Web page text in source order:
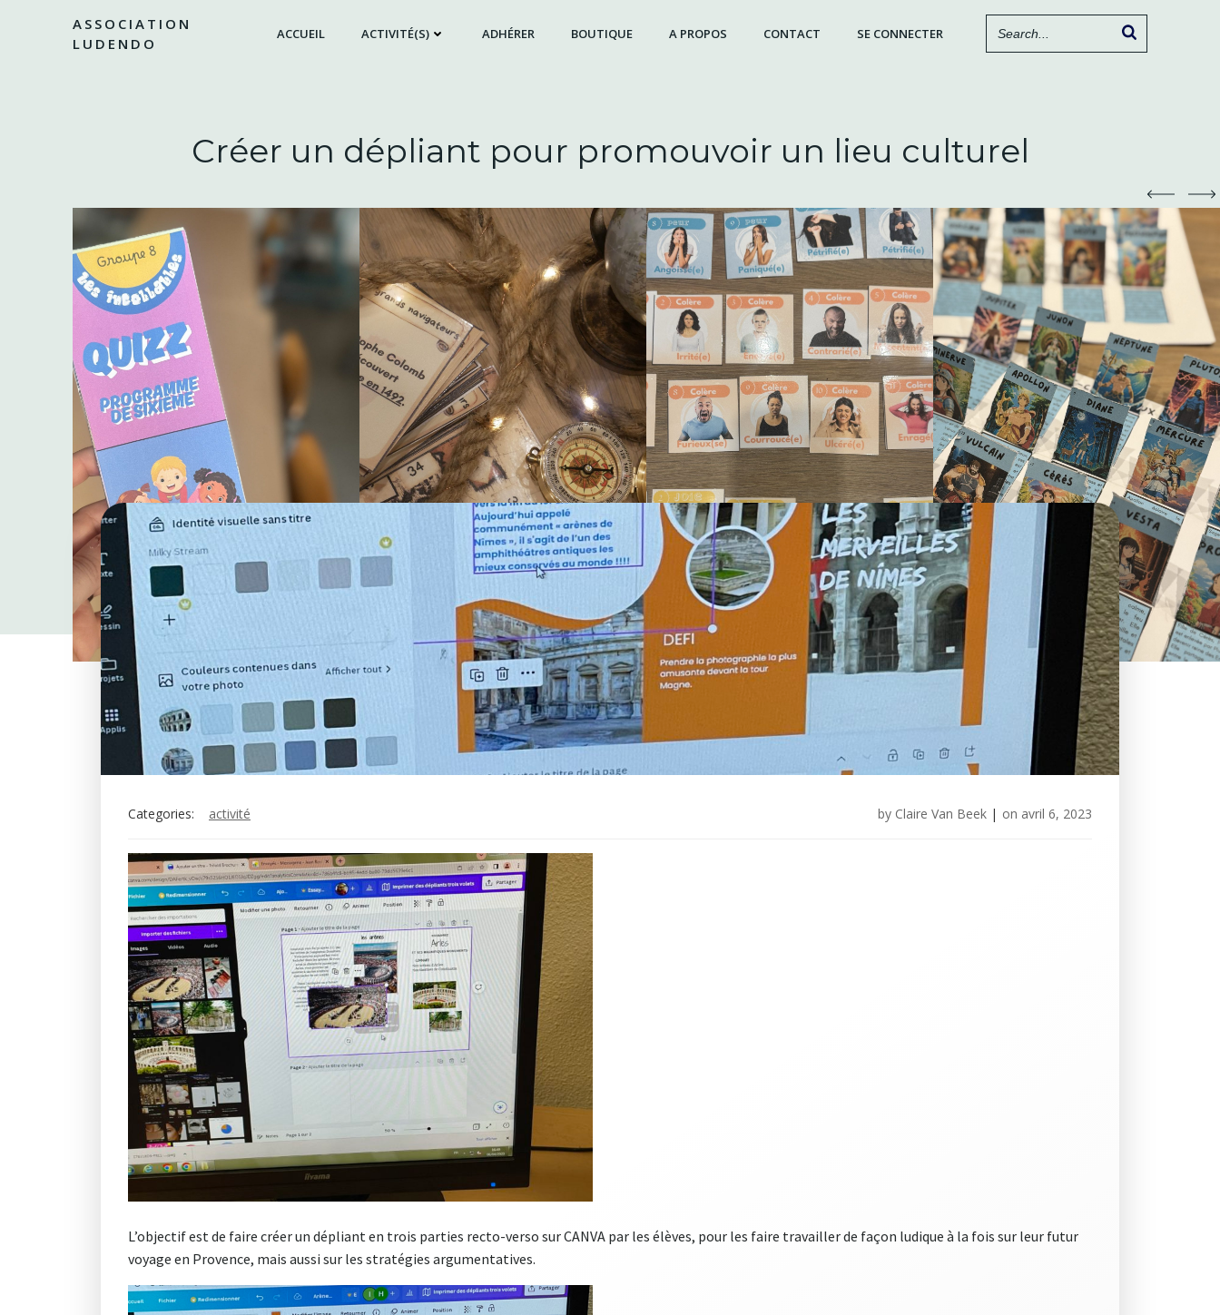
ASSOCIATION
LUDENDO
ACCUEIL ACTIVITÉ(S) ADHÉRER BOUTIQUE A PROPOS CONTACT SE CONNECTER
Créer un dépliant pour promouvoir un lieu culturel
Categories: activité by Claire Van Beek | on avril 6, 2023
L’objectif est de faire créer un dépliant en trois parties recto-verso sur CANVA par les élèves, pour les faire travailler de façon ludique à la fois sur leur futur
voyage en Provence, mais aussi sur les stratégies argumentatives.